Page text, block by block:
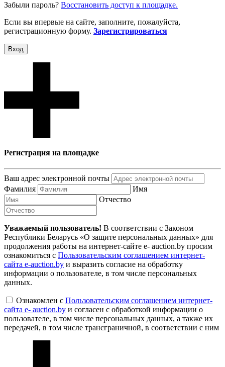
Забыли пароль? Восcтановить доступ к площадке.
Если вы впервые на сайте, заполните, пожалуйста,
регистрационную форму. Зарегистрироваться
Вход
Регистрация на площадке
Ваш адрес электронной почты
Фамилия
Имя
Отчество
Уважаемый пользователь! В соответствии с Законом
Республики Беларусь «О защите персональных данных» для
продолжения работы на интернет-сайте e- auction.by просим
ознакомиться с Пользовательским соглашением интернет-
сайта e-auction.by и выразить согласие на обработку
информации о пользователе, в том числе персональных
данных.
Ознакомлен с Пользовательским соглашением интернет-
сайта e- auction.by и согласен с обработкой информации о
пользователе, в том числе персональных данных, а также их
передачей, в том числе трансграничной, в соответствии с ним